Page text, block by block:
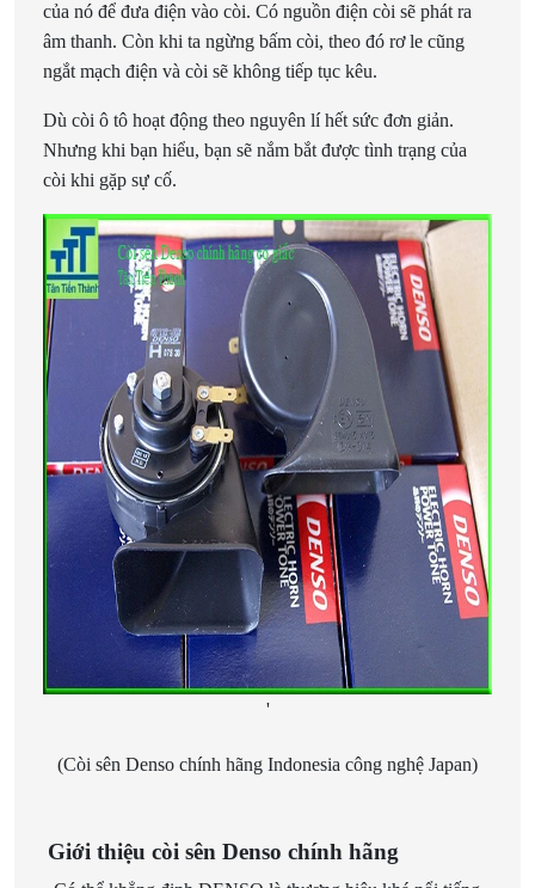
của nó để đưa điện vào còi. Có nguồn điện còi sẽ phát ra
âm thanh. Còn khi ta ngừng bấm còi, theo đó rơ le cũng
ngắt mạch điện và còi sẽ không tiếp tục kêu.
Dù còi ô tô hoạt động theo nguyên lí hết sức đơn giản.
Nhưng khi bạn hiểu, bạn sẽ nắm bắt được tình trạng của
còi khi gặp sự cố.
'
(Còi sên Denso chính hãng Indonesia công nghệ Japan)
Giới thiệu còi sên Denso chính hãng